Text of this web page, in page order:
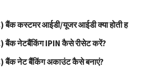
बैंक कस्टमर आईडी/यूजर आईडी क्या होती ह
बैंक नेटबैंकिंग IPIN कैसे रीसेट करें?
बैंक नेट बैंकिंग अकाउंट कैसे बनाएं?